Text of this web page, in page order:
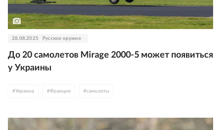
28.08.2025 Русское оружие
До 20 самолетов Mirage 2000-5 может появиться
у Украины
#Украина #Франция #самолеты